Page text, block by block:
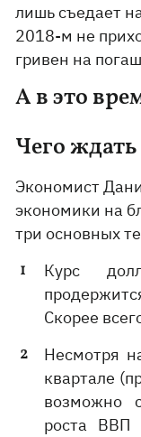
лишь съедает
2018-м не
гривен на
А в это
Чего
Экономист
экономики на
три основных
Курс
Скорее
Несмотря
квартале
возможно
роста ВВП